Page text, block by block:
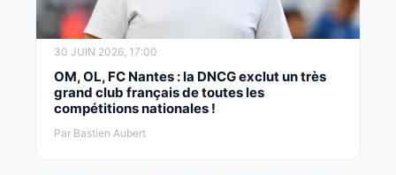
30 JUIN 2026, 17:00
OM, OL, FC Nantes : la DNCG exclut un très
grand club français de toutes les
compétitions nationales !
Par Bastien Aubert